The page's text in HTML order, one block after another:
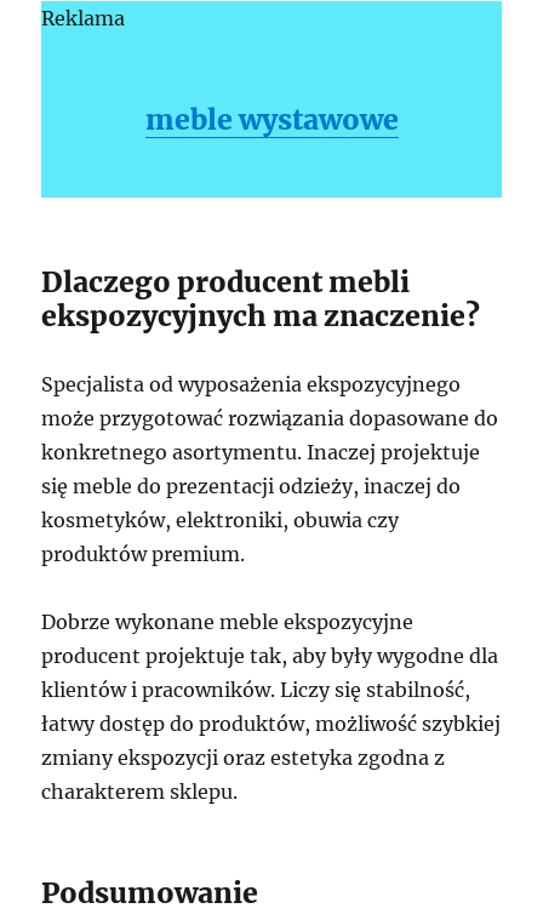
Reklama
meble wystawowe
Dlaczego producent mebli
ekspozycyjnych ma znaczenie?
Specjalista od wyposażenia ekspozycyjnego
może przygotować rozwiązania dopasowane do
konkretnego asortymentu. Inaczej projektuje
się meble do prezentacji odzieży, inaczej do
kosmetyków, elektroniki, obuwia czy
produktów premium.
Dobrze wykonane meble ekspozycyjne
producent projektuje tak, aby były wygodne dla
klientów i pracowników. Liczy się stabilność,
łatwy dostęp do produktów, możliwość szybkiej
zmiany ekspozycji oraz estetyka zgodna z
charakterem sklepu.
Podsumowanie